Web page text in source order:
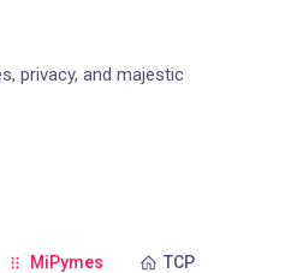
privacy, and majestic
MiPymes TCP